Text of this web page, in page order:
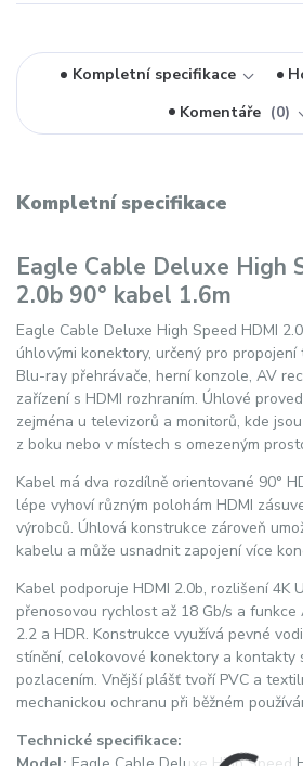
Kompletní specifikace
Komentáře
0
Kompletní specifikace
Eagle Cable Deluxe High
2.0b 90° kabel 1.6m
Eagle Cable Deluxe High Speed HDMI
úhlovými konektory, určený pro
Blu-ray přehrávače, herní konzole, AV
zařízení s HDMI rozhraním. Úhlové
zejména u televizorů a monitorů, kde
z boku nebo v místech s omezeným
Kabel má dva rozdílně orientované 90°
lépe vyhoví různým polohám HDMI
výrobců. Úhlová konstrukce zároveň
kabelu a může usnadnit zapojení více
Kabel podporuje HDMI 2.0b, rozlišení 4K
přenosovou rychlost až 18 Gb/s a funkce
2.2 a HDR. Konstrukce využívá pevné
stínění, celokovové konektory a kontakty
pozlacením. Vnější plášť tvoří PVC a
mechanickou ochranu při běžném
Technické specifikace: